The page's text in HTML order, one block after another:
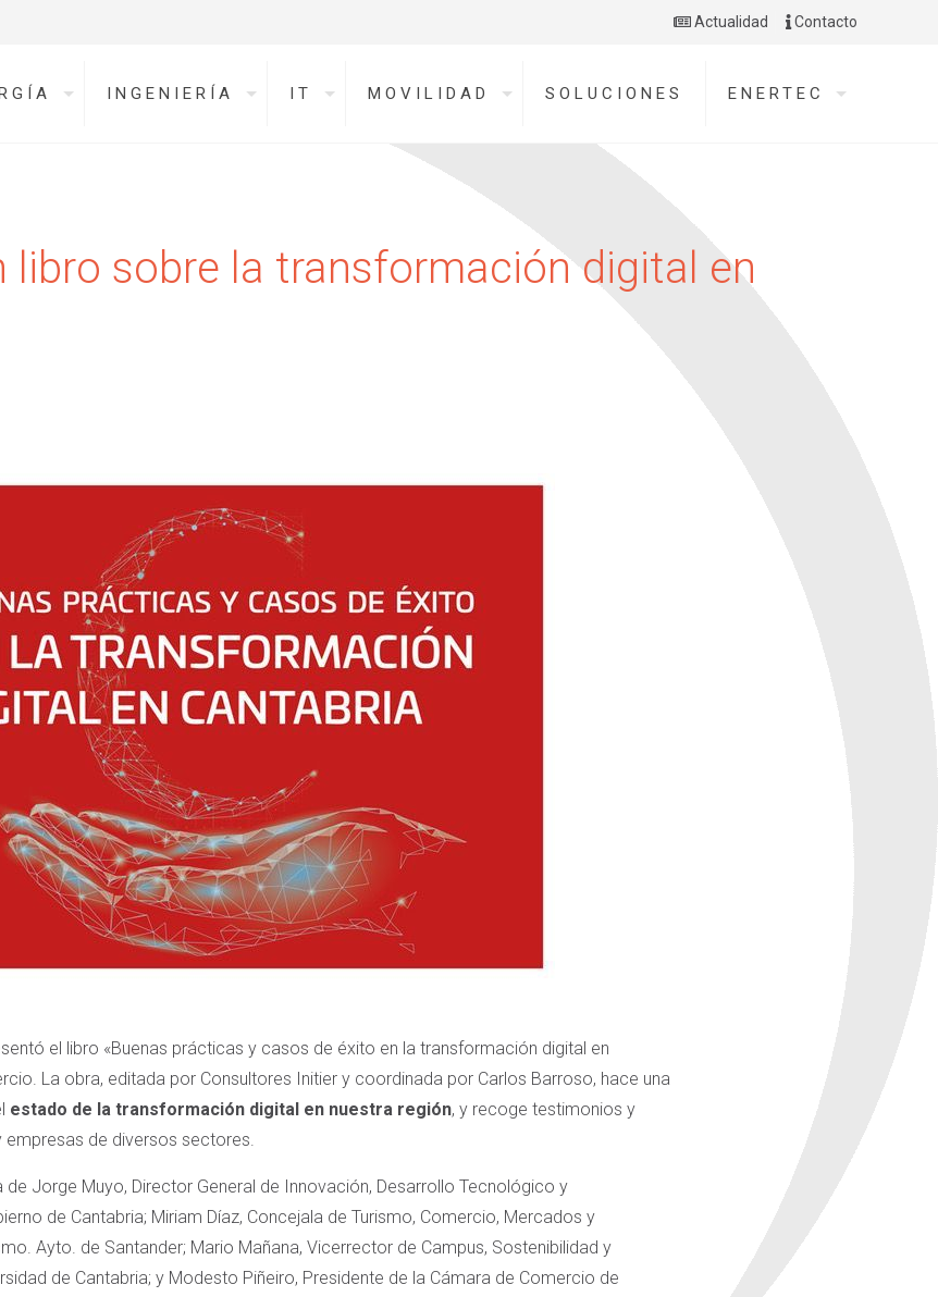
Actualidad Contacto
INGENIERÍA IT MOVILIDAD SOLUCIONES ENERTEC
libro sobre la transformación digital en
el libro «Buenas prácticas y casos de éxito en la transformación digital en
La obra, editada por Consultores Initier y coordinada por Carlos Barroso, hace una
estado de la transformación digital en nuestra región, y recoge testimonios y
de diversos sectores.
Jorge Muyo, Director General de Innovación, Desarrollo Tecnológico y
de Cantabria; Miriam Díaz, Concejala de Turismo, Comercio, Mercados y
Ayto. de Santander; Mario Mañana, Vicerrector de Campus, Sostenibilidad y
de Cantabria; y Modesto Piñeiro, Presidente de la Cámara de Comercio de